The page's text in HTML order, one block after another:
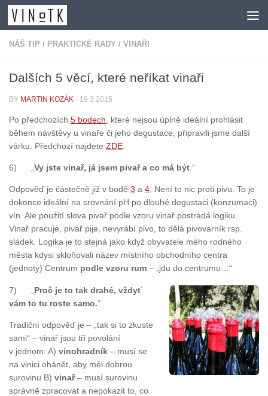
Skip to content
NÁŠ TIP / PRAKTICKÉ RADY / VINAŘI
Dalších 5 věcí, které neříkat vinaři
BY MARTIN KOZÁK · 19.3.2015
Po předchozích 5 bodech, které nejsou úplně ideální prohlásit
během návštěvy u vinaře či jeho degustace, připravili jsme další
várku. Předchozí najdete ZDE.
6) „Vy jste vinař, já jsem pivař a co má být.“
Odpověď je částečně již v bodě 3 a 4. Není to nic proti pivu. To je
dokonce ideální na srovnání pH po dlouhé degustaci (konzumaci)
vín. Ale použití slova pivař podle vzoru vinař postrádá logiku.
Vinař pracuje, pivař pije, nevyrábí pivo, to dělá pivovarník rsp.
sládek. Logika je to stejná jako když obyvatele mého rodného
města kdysi skloňovali název místního obchodního centra
(jednoty) Centrum podle vzoru rum – „jdu do centrumu…“
7) „ Proč je to tak drahé, vždyť
vám to tu roste samo.“
Tradiční odpověď je – „tak si to zkuste
sami“ – vinař jsou tři povolání
v jednom: A) vinohradník – musí se
na vinici ohánět, aby měl dobrou
surovinu B) vinař– musí surovinu
správně zpracovat a nepokazit to, co